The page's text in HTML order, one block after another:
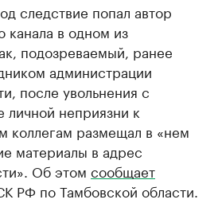
следствие попал автор
канала в одном из
подозреваемый, ранее
администрации
после увольнения с
личной неприязни к
коллегам размещал в «нем
материалы в адрес
Об этом сообщает
РФ по Тамбовской области.